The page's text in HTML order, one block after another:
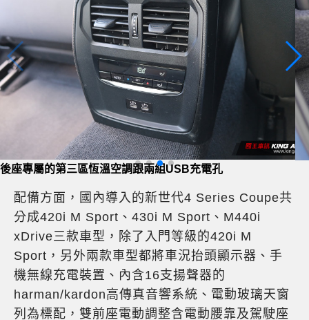
後座椅背依然可4/2/4分離前傾
配備方面，國內導入的新世代4 Series Coupe共
分成420i M Sport、430i M Sport、M440i
xDrive三款車型，除了入門等級的420i M
Sport，另外兩款車型都將車況抬頭顯示器、手
機無線充電裝置、內含16支揚聲器的
harman/kardon高傳真音響系統、電動玻璃天窗
列為標配，雙前座電動調整含電動腰靠及駕駛座